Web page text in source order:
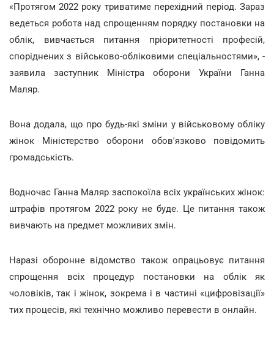
«Протягом 2022 року триватиме перехідний період. Зараз
ведеться робота над спрощенням порядку постановки на
облік, вивчається питання пріоритетності професій,
споріднених з військово-обліковими спеціальностями», -
заявила заступник Міністра оборони України Ганна
Маляр.
Вона додала, що про будь-які зміни у військовому обліку
жінок Міністерство оборони обов'язково повідомить
громадськість.
Водночас Ганна Маляр заспокоїла всіх українських жінок:
штрафів протягом 2022 року не буде. Це питання також
вивчають на предмет можливих змін.
Наразі оборонне відомство також опрацьовує питання
спрощення всіх процедур постановки на облік як
чоловіків, так і жінок, зокрема і в частині «цифровізації»
тих процесів, які технічно можливо перевести в онлайн.